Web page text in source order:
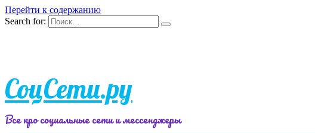
Перейти к содержанию
Search for:
СоцСети.ру
Все про социальные сети и мессенджеры